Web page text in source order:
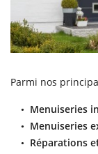
Parmi nos
Menuiseries
Menuiseries
Réparations